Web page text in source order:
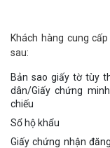
Khách hàng cung
sau:
Bản sao giấy tờ tùy
dân/Giấy chứng
chiếu
Sổ hộ khẩu
Giấy chứng nhận